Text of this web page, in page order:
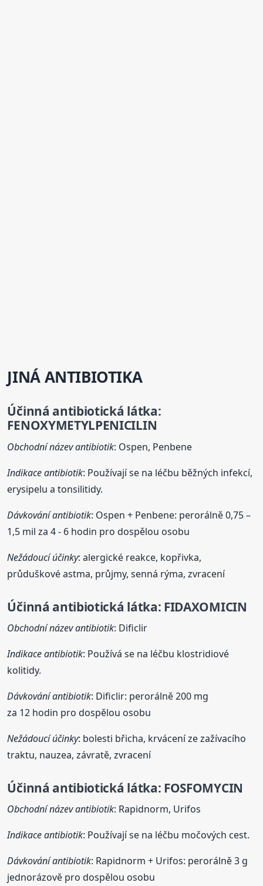
JINÁ ANTIBIOTIKA
Účinná antibiotická látka:
FENOXYMETYLPENICILIN
Obchodní název antibiotik: Ospen, Penbene
Indikace antibiotik: Používají se na léčbu běžných infekcí,
erysipelu a tonsilitidy.
Dávkování antibiotik: Ospen + Penbene: perorálně 0,75 –
1,5 mil za 4 - 6 hodin pro dospělou osobu
Nežádoucí účinky: alergické reakce, kopřivka,
průduškové astma, průjmy, senná rýma, zvracení
Účinná antibiotická látka: FIDAXOMICIN
Obchodní název antibiotik: Dificlir
Indikace antibiotik: Používá se na léčbu klostridiové
kolitidy.
Dávkování antibiotik: Dificlir: perorálně 200 mg
za 12 hodin pro dospělou osobu
Nežádoucí účinky: bolesti břicha, krvácení ze zažívacího
traktu, nauzea, závratě, zvracení
Účinná antibiotická látka: FOSFOMYCIN
Obchodní název antibiotik: Rapidnorm, Urifos
Indikace antibiotik: Používají se na léčbu močových cest.
Dávkování antibiotik: Rapidnorm + Urifos: perorálně 3 g
jednorázově pro dospělou osobu